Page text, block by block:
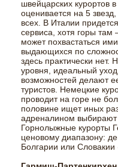
швейцарских курортов
оценивается на 5
всех. В Италии
сервиса, хотя горы там
может похвастаться
выдающихся по
здесь практически нет.
уровня, идеальный
возможностей делают
туристов. Немецкие
проводит на горе не
половине ищет иных
адреналином
Горнолыжные курорты
ценовому диапазону:
Болгарии или